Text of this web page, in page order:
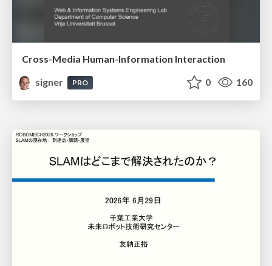
Cross-Media Human-Information Interaction
signer
PRO 0 160